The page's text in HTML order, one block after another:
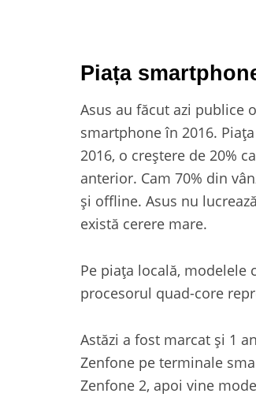
Piața
Asus au făcut azi publice
smartphone în 2016.
2016, o creștere de 20%
anterior. Cam 70% din
și offline. Asus nu
există cerere mare.
Pe piața locală, modelele
procesorul quad-core
Astăzi a fost marcat și 1
Zenfone pe terminale
Zenfone 2, apoi vine